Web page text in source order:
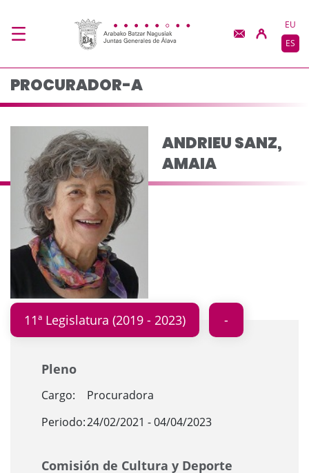
ANDRIEU SANZ,
EU
ES
PROCURADOR-A
ANDRIEU SANZ,
AMAIA
11ª Legislatura (2019 - 2023)
Pleno
Cargo:
Procuradora
Periodo:24/02/2021 - 04/04/2023
Comisión de Cultura y Deporte